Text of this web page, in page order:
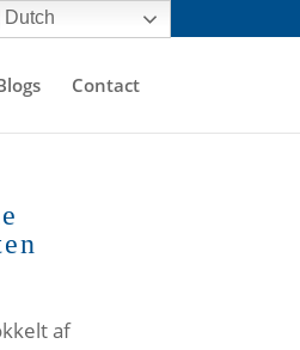
Contact
af
Dutch